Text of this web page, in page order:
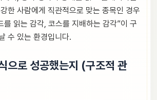
한 사람에게 직관적으로 맞는 종목인 경우
를 읽는 감각, 코스를 지배하는 감각”이 구
수 있는 환경입니다.
으로 성공했는지 (구조적 관